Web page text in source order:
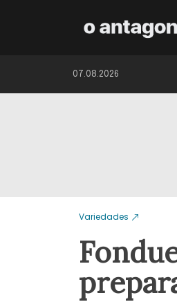
07.08.2026
Variedades